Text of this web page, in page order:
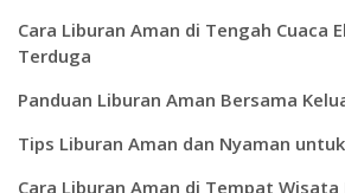
Cara Liburan Aman di Tengah Cuaca
Terduga
Panduan Liburan Aman Bersama
Tips Liburan Aman dan Nyaman
Cara Liburan Aman di Tempat Wisata